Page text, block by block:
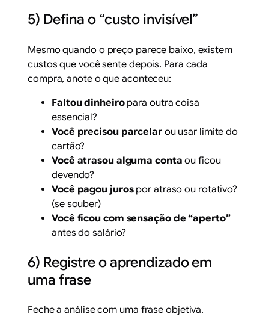
5) Defina o “custo invisível”
Mesmo quando o preço parece baixo, existem
custos que você sente depois. Para cada
compra, anote o que aconteceu:
Faltou dinheiropara outra coisa
essencial?
Você precisou parcelarou usar limite do
cartão?
Você atrasou alguma conta ou ficou
devendo?
Você pagou jurospor atraso ou rotativo?
(se souber)
Você ficou com sensação de “aperto”
antes do salário?
6) Registre o aprendizado em
uma frase
Feche a análise com uma frase objetiva.